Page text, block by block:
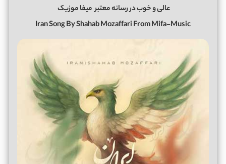
عالی و خوب در رسانه معتبرمیفا موزیک
Iran Song By Shahab Mozaffari From Mifa-Music